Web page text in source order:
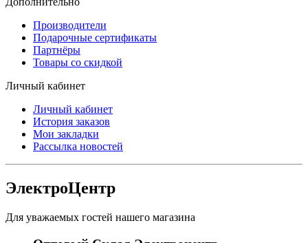
Производители
Подарочные сертификаты
Партнёры
Товары со скидкой
Личный кабинет
Личный кабинет
История заказов
Мои закладки
Рассылка новостей
ЭлектроЦентр
Для уважаемых гостей нашего магазина